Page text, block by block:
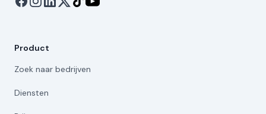
Product
Zoek naar bedrijven
Diensten